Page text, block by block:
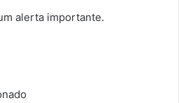
alerta importante.